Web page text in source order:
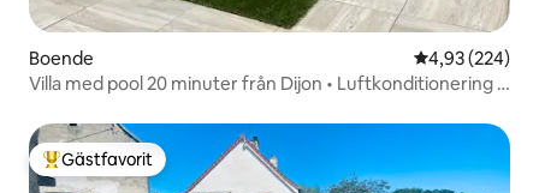
Boende 4,93 av 5 i
4,93 (224)
Villa med pool 20 minuter från Dijon • Luftkonditionering •
Populär gästfavorit
Gästfavorit